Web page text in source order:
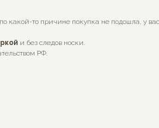
какой-то причине покупка не подошла, у
и без следов носки.
РФ.